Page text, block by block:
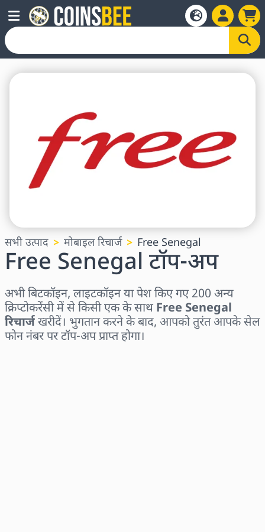
सभी उत्पाद मोबाइल रिचार्ज Free Senegal
Free Senegal टॉप-अप
अभी बिटकॉइन, लाइटकॉइन या पेश किए गए 200 अन्य
क्रिप्टोकरेंसी में से किसी एक के साथ Free Senegal
रिचार्जखरीदें। भुगतान करने के बाद, आपको तुरंत आपके सेल
फोन नंबर पर टॉप-अप प्राप्त होगा।